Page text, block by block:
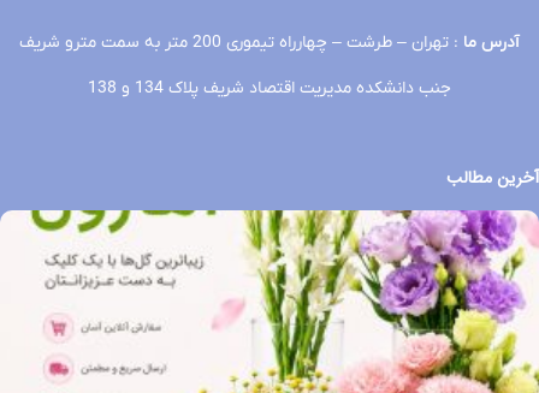
آدرس ما
: تهران – طرشت – چهارراه تیموری 200 متر به سمت مترو شریف
جنب دانشکده مدیریت اقتصاد شریف پلاک 134 و 138
آخرین مطالب